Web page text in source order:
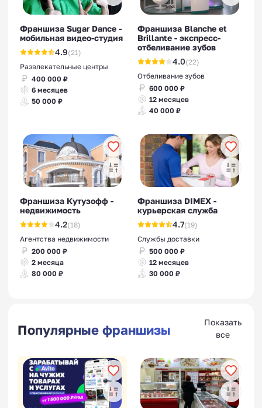
Франшиза Sugar Dance -
мобильная видео-студия
4.9(21)
Развлекательные центры
400 000 ₽
6 месяцев
50 000 ₽
Франшиза Blanche et
Brillante - экспресс-
отбеливание зубов
4.0(22)
Отбеливание зубов
600 000 ₽
12 месяцев
40 000 ₽
Франшиза Кутузофф -
недвижимость
4.2(18)
Агентства недвижимости
200 000 ₽
2 месяца
80 000 ₽
Франшиза DIMEX -
курьерская служба
4.7(19)
Службы доставки
500 000 ₽
12 месяцев
30 000 ₽
Популярные франшизы
Показать
все